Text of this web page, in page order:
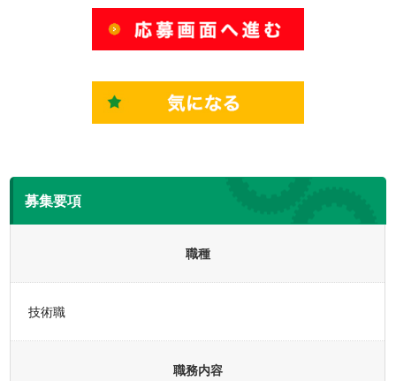
募集要項
職種
技術職
職務内容